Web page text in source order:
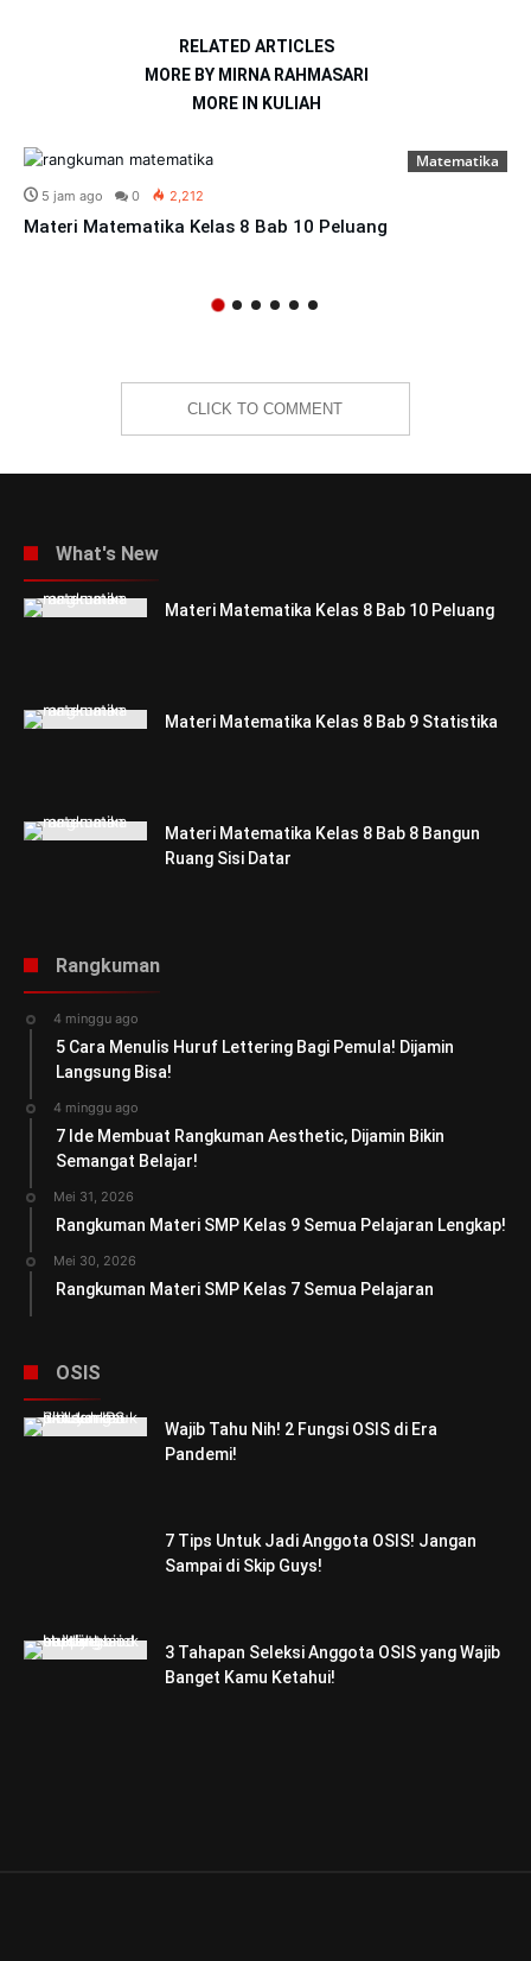
RELATED ARTICLES
MORE BY MIRNA RAHMASARI
MORE IN KULIAH
Matematika
5 jam ago 0 2,212
Materi Matematika Kelas 8 Bab 10 Peluang
CLICK TO COMMENT
What's New
Materi Matematika Kelas 8 Bab 10 Peluang
Materi Matematika Kelas 8 Bab 9 Statistika
Materi Matematika Kelas 8 Bab 8 Bangun
Ruang Sisi Datar
Rangkuman
4 minggu ago
5 Cara Menulis Huruf Lettering Bagi Pemula! Dijamin
Langsung Bisa!
4 minggu ago
7 Ide Membuat Rangkuman Aesthetic, Dijamin Bikin
Semangat Belajar!
Mei 31, 2026
Rangkuman Materi SMP Kelas 9 Semua Pelajaran Lengkap!
Mei 30, 2026
Rangkuman Materi SMP Kelas 7 Semua Pelajaran
OSIS
Wajib Tahu Nih! 2 Fungsi OSIS di Era
Pandemi!
7 Tips Untuk Jadi Anggota OSIS! Jangan
Sampai di Skip Guys!
3 Tahapan Seleksi Anggota OSIS yang Wajib
Banget Kamu Ketahui!